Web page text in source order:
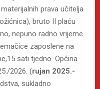
prava učitelja
bruto II plaću
nepuno radno vrijeme
zaposlene na
sati tjedno. Općina
2026. (rujan 2025.-
sukladno